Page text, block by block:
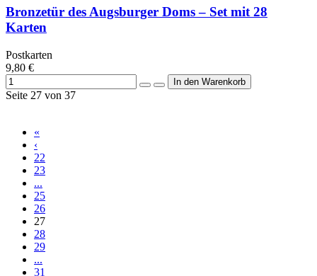
Bronzetür des Augsburger Doms – Set mit 28
Karten
Postkarten
9,80 €
Seite 27 von 37
«
‹
22
23
...
25
26
27
28
29
...
31